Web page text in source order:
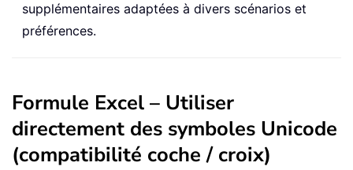
supplémentaires adaptées à divers scénarios et
préférences.
Formule Excel – Utiliser
directement des symboles Unicode
(compatibilité coche / croix)